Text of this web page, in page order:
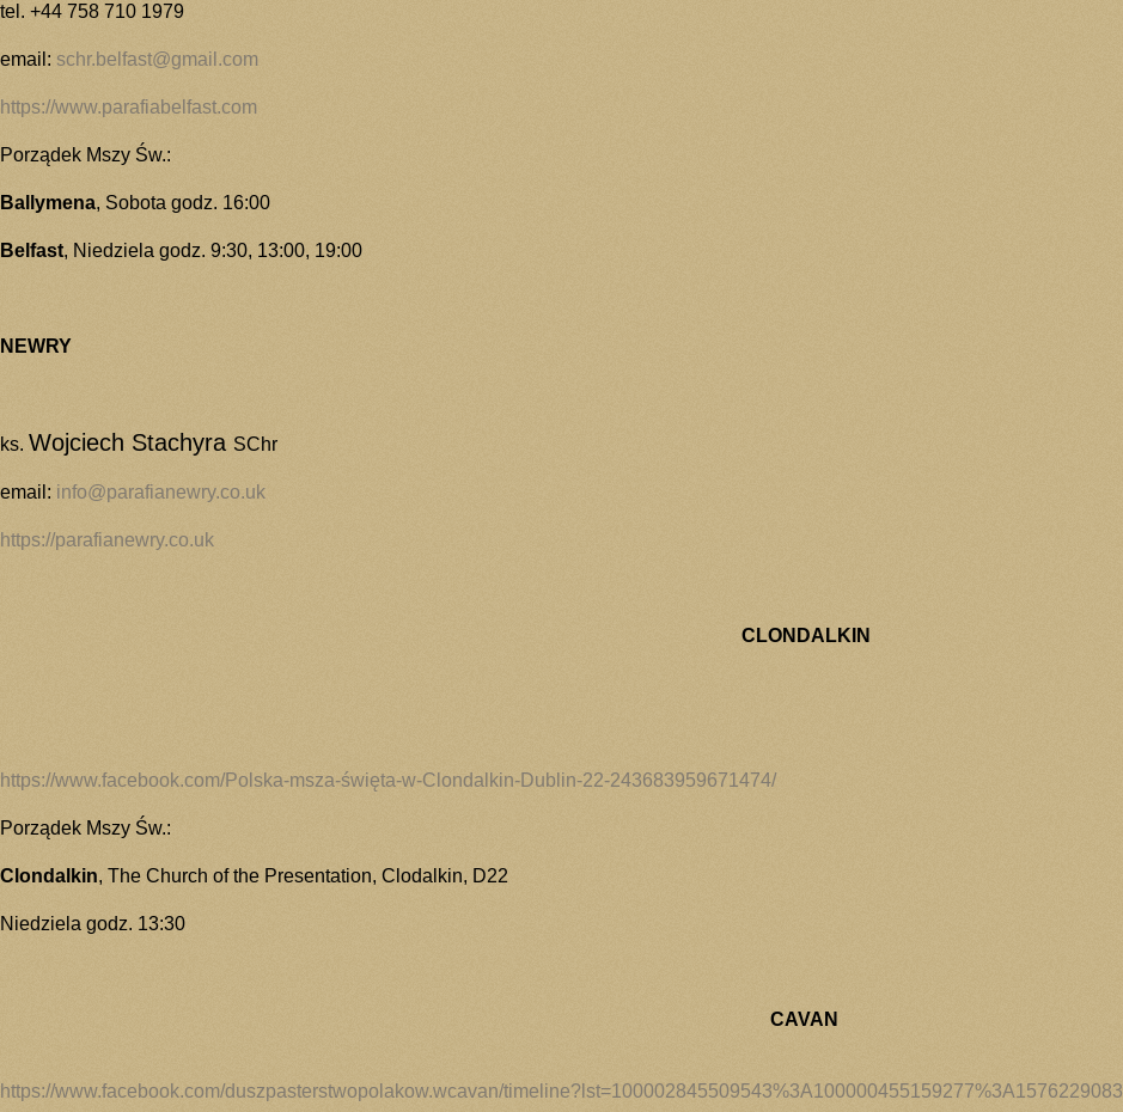
tel. +44 758 710 1979
email: schr.belfast@gmail.com
https://www.parafiabelfast.com
Porządek Mszy Św.:
Ballymena, Sobota godz. 16:00
Belfast, Niedziela godz. 9:30, 13:00, 19:00
NEWRY
ks. Wojciech Stachyra SChr
email: info@parafianewry.co.uk
https://parafianewry.co.uk
CLONDALKIN
https://www.facebook.com/Polska-msza-święta-w-Clondalkin-Dublin-22-243683959671474/
Porządek Mszy Św.:
Clondalkin, The Church of the Presentation, Clodalkin, D22
Niedziela godz. 13:30
CAVAN
https://www.facebook.com/duszpasterstwopolakow.wcavan/timeline?lst=100002845509543%3A100000455159277%3A1576229083